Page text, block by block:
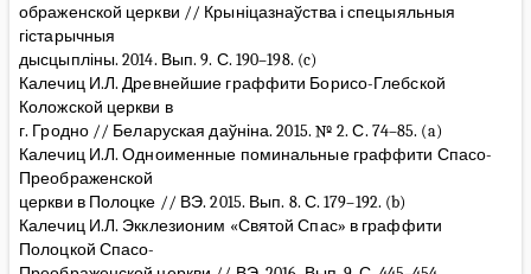
ображенской церкви // Крыніцазнаўства і спецыяльныя
гістарычныя
дысцыпліны. 2014. Вып. 9. С. 190–198. (c)
Калечиц И.Л. Древнейшие граффити Борисо-Глебской
Коложской церкви в
г. Гродно // Беларуская даўніна. 2015. № 2. С. 74–85. (a)
Калечиц И.Л. Одноименные поминальные граффити Спасо-
Преображенской
церкви в Полоцке // ВЭ. 2015. Вып. 8. С. 179–192. (b)
Калечиц И.Л. Экклезионим «Святой Спас» в граффити
Полоцкой Спасо-